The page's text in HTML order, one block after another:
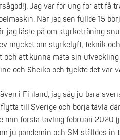
Jag var för ung för att få
När jag sen fyllde 15
jag läste på om styrketräning
mycket om styrkelyft, teknik
att kunna mäta sin
och Sheiko och tyckte det var
i Finland, jag såg ju bara
till Sverige och börja tävla
första tävling februari 2020
ju pandemin och SM ställdes